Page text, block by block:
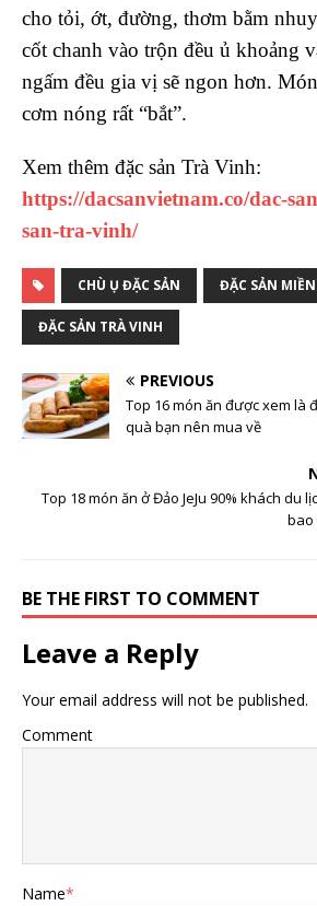
cho tỏi, ớt, đường, thơm bằm
cốt chanh vào trộn đều ủ khoảng
ngấm đều gia vị sẽ ngon hơn.
cơm nóng rất “bắt”.
Xem thêm đặc sản Trà Vinh:
https://dacsanvietnam.co/dac-
san-tra-vinh/
CHÙ Ụ ĐẶC SẢN ĐẶC SẢN
ĐẶC SẢN TRÀ VINH
PREVIOUS
Top 16 món ăn được xem là
quà bạn nên mua về
Top 18 món ăn ở Đảo JeJu 90% khách du
bao
BE THE FIRST TO COMMENT
Leave a Reply
Your email address will not be published.
Comment
Name*